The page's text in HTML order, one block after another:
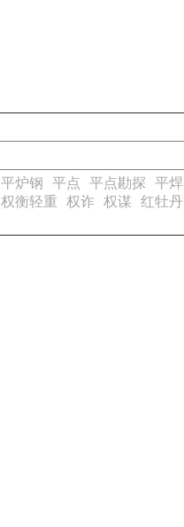
平炉钢 平点 平点勘探 平焊
权衡轻重 权诈 权谋 红牡丹